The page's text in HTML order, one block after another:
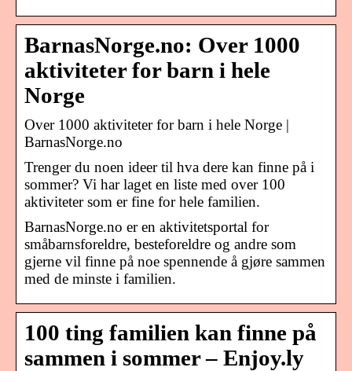
BarnasNorge.no: Over 1000
aktiviteter for barn i hele
Norge
Over 1000 aktiviteter for barn i hele Norge |
BarnasNorge.no
Trenger du noen ideer til hva dere kan finne på i
sommer? Vi har laget en liste med over 100
aktiviteter som er fine for hele familien.
BarnasNorge.no er en aktivitetsportal for
småbarnsforeldre, besteforeldre og andre som
gjerne vil finne på noe spennende å gjøre sammen
med de minste i familien.
100 ting familien kan finne på
sammen i sommer – Enjoy.ly